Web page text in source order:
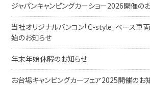
ジャパンキャンピングカーショー2026開催の
当社オリジナルバンコン「C-style」ベース車
始のお知らせ
年末年始休暇のお知らせ
お台場キャンピングカーフェア2025開催のお